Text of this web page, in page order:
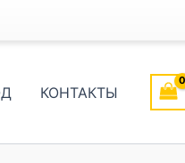
КОНТАКТЫ